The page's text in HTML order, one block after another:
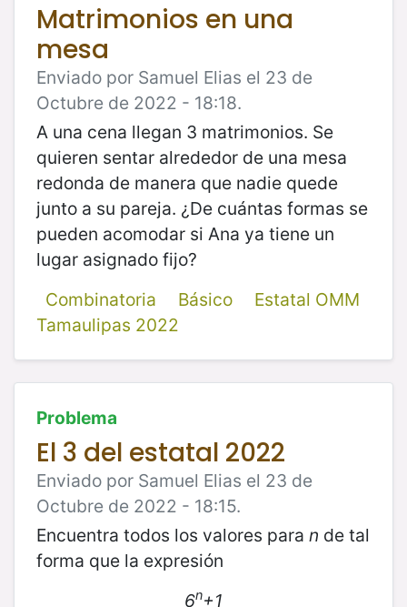
Matrimonios en una
mesa
Enviado por Samuel Elias el 23 de
Octubre de 2022 - 18:18.
A una cena llegan 3 matrimonios. Se
quieren sentar alrededor de una mesa
redonda de manera que nadie quede
junto a su pareja. ¿De cuántas formas se
pueden acomodar si Ana ya tiene un
lugar asignado fijo?
Combinatoria
Básico
Estatal OMM
Tamaulipas 2022
Problema
El 3 del estatal 2022
Enviado por Samuel Elias el 23 de
Octubre de 2022 - 18:15.
Encuentra todos los valores para n de tal
forma que la expresión
6n+1